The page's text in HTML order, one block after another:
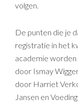
volgen.
De punten die je
registratie in het
academie worden
door Ismay
door Harriet
Jansen en